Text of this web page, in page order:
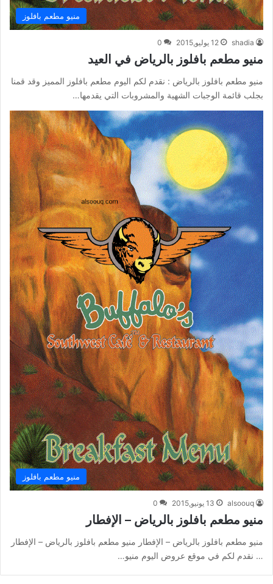
منيو مطعم بافلوز
shadia 12 يوليو,2015 0
منيو مطعم بافلوز بالرياض في العيد
منيو مطعم بافلوز بالرياض : نقدم لكم اليوم مطعم بافلوز المميز وقد قمنا
بجلب قائمة الوجبات الشهية والمشروبات التي يقدمها…
منيو مطعم بافلوز
alsoouq 13 يونيو,2015 0
منيو مطعم بافلوز بالرياض – الإفطار
منيو مطعم بافلوز بالرياض – الإفطار منيو مطعم بافلوز بالرياض – الإفطار
… نقدم لكم في موقع عروض اليوم منيو…